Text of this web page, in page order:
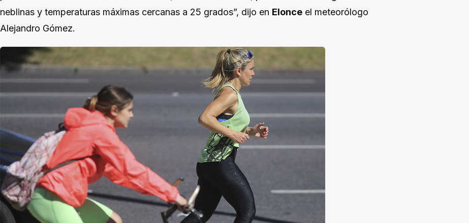
neblinas y temperaturas máximas cercanas a 25 grados”, dijo en Elonce el meteorólogo
Alejandro Gómez.